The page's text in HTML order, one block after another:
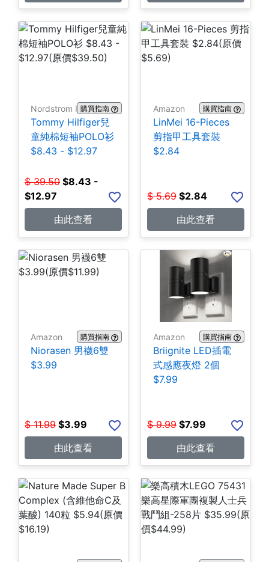
Nordstrom Rack購買指南
Tommy Hilfiger兒
童純棉短袖POLO衫
$8.43 - $12.97
$ 39.50 $8.43 -
$12.97
由此查看
Amazon 購買指南
LinMei 16-Pieces
剪指甲工具套裝
$2.84
$ 5.69 $2.84
由此查看
Amazon 購買指南
Niorasen 男襪6雙
$3.99
$ 11.99 $3.99
由此查看
Amazon 購買指南
Briignite LED插電
式感應夜燈 2個
$7.99
$ 9.99 $7.99
由此查看